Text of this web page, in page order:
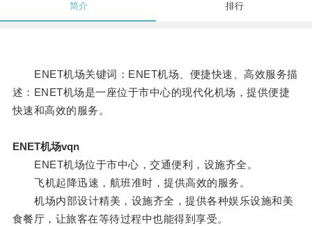
简介 排行
ENET机场关键词：ENET机场、便捷快速、高效服务描
述：ENET机场是一座位于市中心的现代化机场，提供便捷
快速和高效的服务。
ENET机场vqn
ENET机场位于市中心，交通便利，设施齐全。
飞机起降迅速，航班准时，提供高效的服务。
机场内部设计精美，设施齐全，提供各种娱乐设施和美
食餐厅，让旅客在等待过程中也能得到享受。